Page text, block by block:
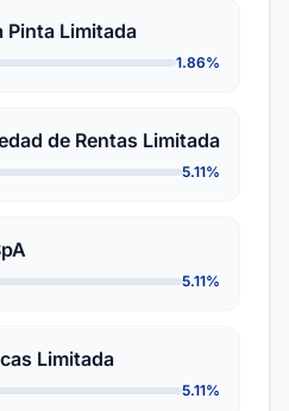
Pinta Limitada
1.86%
de Rentas Limitada
5.11%
5.11%
Limitada
5.11%